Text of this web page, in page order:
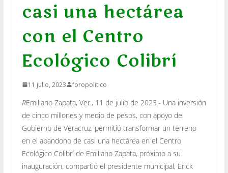
casi una hectárea
con el Centro
Ecológico Colibrí
11 julio, 2023 foropolitico
REmiliano Zapata, Ver., 11 de julio de 2023.- Una inversión
de cinco millones y medio de pesos, con apoyo del
Gobierno de Veracruz, permitió transformar un terreno
en el abandono de casi una hectárea en el Centro
Ecológico Colibrí de Emiliano Zapata, próximo a su
inauguración, compartió el presidente municipal, Erick